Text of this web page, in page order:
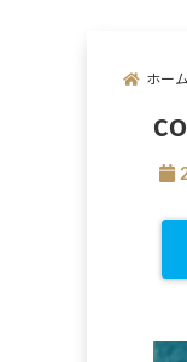
ホーム